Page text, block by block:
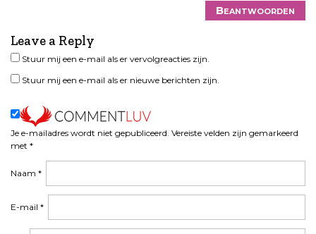
Beantwoorden
Leave a Reply
Je e-mailadres wordt niet gepubliceerd. Vereiste velden zijn gemarkeerd
met *
Naam *
E-mail *
Stuur mij een e-mail als er vervolgreacties zijn.
Stuur mij een e-mail als er nieuwe berichten zijn.